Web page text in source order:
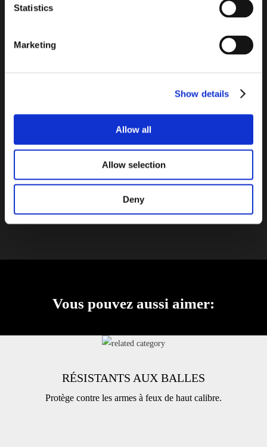
Statistics
Marketing
Show details
Allow all
Allow selection
Deny
Transparence, joints invisibles, l’illusion de continuité entre
d’utiliser les briques de verre de grands formats. Pour un
résultat sophistiqué la brique de verre en grands formats (30×30
élégante d’intérieur, les effets de surface sont incroyablement
brillants, fluides et dynamiques. Existe avec une variété de
Nous contacter
Explorez la galerie
Vous pouvez aussi aimer:
RÉSISTANTS AUX BALLES
Protège contre les armes à feux de haut calibre.